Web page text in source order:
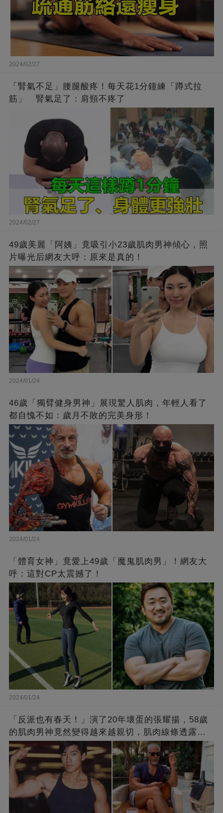
2024/02/27
「腎氣不足」腰腿酸疼！每天花1分鐘練「蹲式拉
筋」 腎氣足了：肩頸不疼了
2024/02/27
49歲美麗「阿姨」竟吸引小23歲肌肉男神傾心，照
片曝光后網友大呼：原來是真的！
2024/01/24
46歲「獨臂健身男神」展現驚人肌肉，年輕人看了
都自愧不如：歲月不敗的完美身形！
2024/01/24
「體育女神」竟愛上49歲「魔鬼肌肉男」！網友大
呼：這對CP太震撼了！
2024/01/24
「反派也有春天！」演了20年壞蛋的張耀揚，58歲
的肌肉男神竟然變得越來越親切，肌肉線條透露了
他的秘密！